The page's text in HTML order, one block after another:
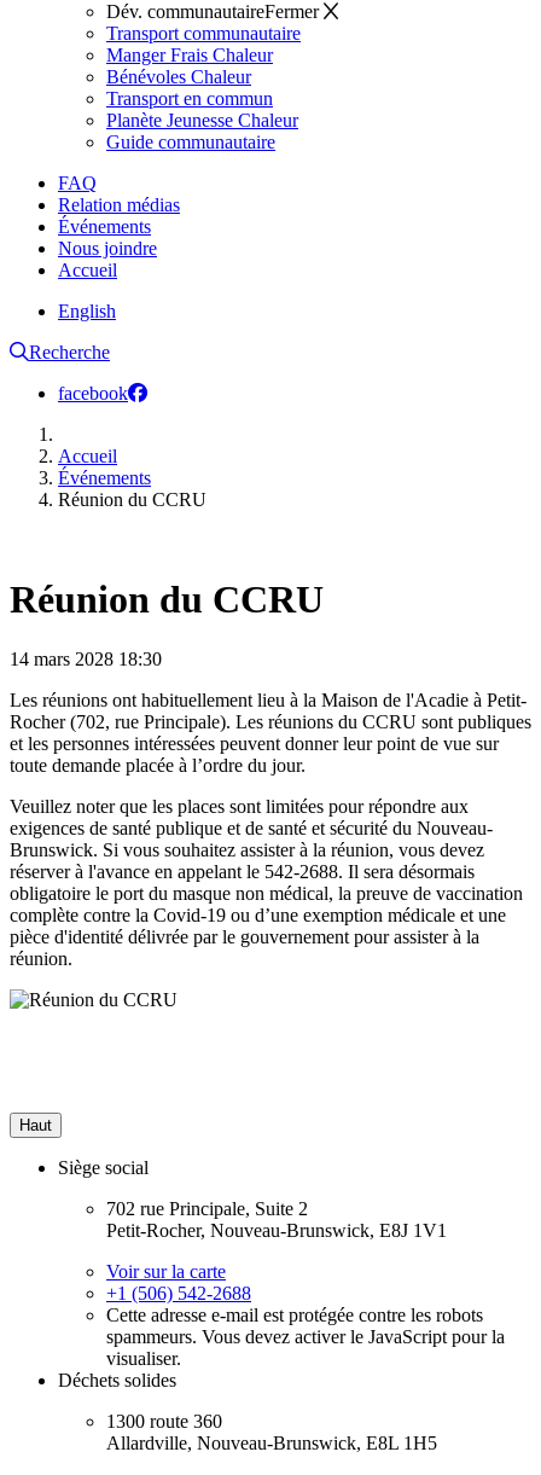
Dév. communautaireFermer
Transport communautaire
Manger Frais Chaleur
Bénévoles Chaleur
Transport en commun
Planète Jeunesse Chaleur
Guide communautaire
FAQ
Relation médias
Événements
Nous joindre
Accueil
English
Recherche
facebook
Accueil
Événements
Réunion du CCRU
Réunion du CCRU
14 mars 2028 18:30
Les réunions ont habituellement lieu à la Maison de l'Acadie à Petit-
Rocher (702, rue Principale). Les réunions du CCRU sont publiques
et les personnes intéressées peuvent donner leur point de vue sur
toute demande placée à l’ordre du jour.
Veuillez noter que les places sont limitées pour répondre aux
exigences de santé publique et de santé et sécurité du Nouveau-
Brunswick. Si vous souhaitez assister à la réunion, vous devez
réserver à l'avance en appelant le 542-2688. Il sera désormais
obligatoire le port du masque non médical, la preuve de vaccination
complète contre la Covid-19 ou d’une exemption médicale et une
pièce d'identité délivrée par le gouvernement pour assister à la
réunion.
Haut
Siège social
702 rue Principale, Suite 2
Petit-Rocher, Nouveau-Brunswick, E8J 1V1
Voir sur la carte
+1 (506) 542-2688
Cette adresse e-mail est protégée contre les robots
spammeurs. Vous devez activer le JavaScript pour la
visualiser.
Déchets solides
1300 route 360
Allardville, Nouveau-Brunswick, E8L 1H5